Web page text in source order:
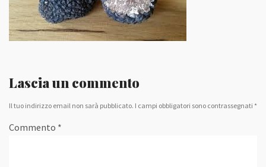
Lascia un commento
Il tuo indirizzo email non sarà pubblicato. I campi obbligatori sono contrassegnati *
Commento *